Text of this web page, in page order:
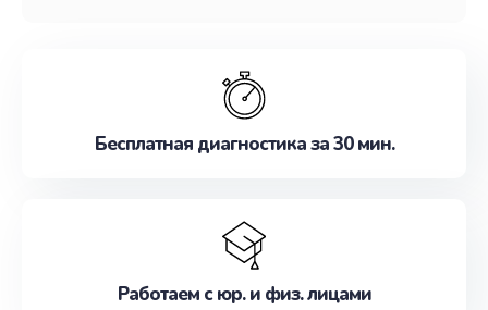
Бесплатная диагностика за 30 мин.
Работаем с юр. и физ. лицами